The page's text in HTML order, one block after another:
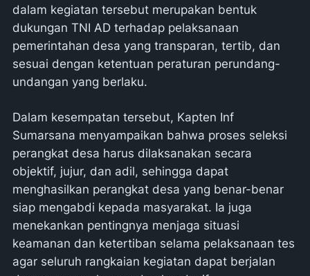
dalam kegiatan tersebut merupakan bentuk
dukungan TNI AD terhadap pelaksanaan
pemerintahan desa yang transparan, tertib, dan
sesuai dengan ketentuan peraturan perundang-
undangan yang berlaku.
Dalam kesempatan tersebut, Kapten Inf
Sumarsana menyampaikan bahwa proses seleksi
perangkat desa harus dilaksanakan secara
objektif, jujur, dan adil, sehingga dapat
menghasilkan perangkat desa yang benar-benar
siap mengabdi kepada masyarakat. Ia juga
menekankan pentingnya menjaga situasi
keamanan dan ketertiban selama pelaksanaan tes
agar seluruh rangkaian kegiatan dapat berjalan